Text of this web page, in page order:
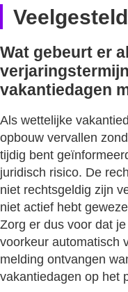
Wat gebeurt er
vakantiedagen
Als wettelijke
opbouw vervallen
tijdig bent
juridisch risico. De
niet rechtsgeldig zijn
niet actief hebt
Zorg er dus voor dat
voorkeur automatisch
melding ontvangen
vakantiedagen op het